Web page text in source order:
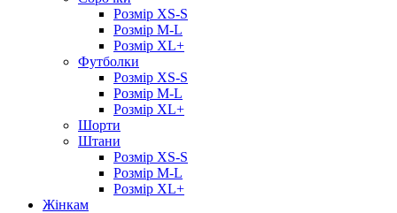
Розмір XS-S
Розмір M-L
Розмір XL+
Футболки
Розмір XS-S
Розмір M-L
Розмір XL+
Шорти
Штани
Розмір XS-S
Розмір M-L
Розмір XL+
Жінкам